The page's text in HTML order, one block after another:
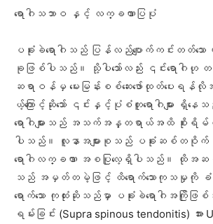
ရောဂါသဘာဝ နှင့် လက္ခဏာပြပုံ
ပခုံးခဲရောဂါသည် ပြန်လည်ပျောက်ကင်းတတ်သေ
ခုဖြစ်ပါသည်။ သို့ပါသော်လည်း ၎င်းရောဂါ
ဆရာဝန်မှ မေးမြန်းစစ်ဆေးဖော်ထုတ်ပေး
ယ့်ကြောင့်ဆိုသော် ၎င်းနှင့်ပုံစံတူရောဂါများ ရှိနေ
ရောဂါများသည် အသက်အန္တရာယ်အထိ စိုးရိမ်ရသ
ပါသည်။ လူနာအများစုသည် ပခုံးဆစ်တဝိုက် န
ရောဂါလက္ခဏာ အစပြုလေ့ရှိပါသည်။ ထိုအဆ
သည် အမှတ်တမဲ့ဖြင့် ထိရောက်သောကုသမှုကို ခံ
ရောက်သော ကုထုံးဆိုသည်မှာ ပခုံးခဲရောဂါအကြိုဖ
ရမ်းခြင်း (Supra spinous tendonitis) အား